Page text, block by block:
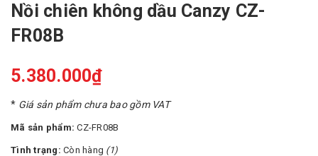
Nồi chiên không dầu Canzy CZ-
FR08B
5.380.000₫
* Giá sản phẩm chưa bao gồm VAT
Mã sản phẩm:CZ-FR08B
Tình trạng: Còn hàng (1)